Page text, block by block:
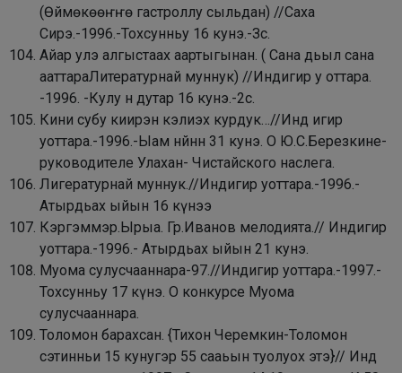
(Өймөкөөҥҥө гастроллу сыльдан) //Саха
Сирэ.-1996.-Тохсунньу 16 кунэ.-Зс.
Айар улэ алгыстаах аартыгынан. ( Сана дьыл сана
ааттараЛитературнай муннук) //Индигир у оттара.
-1996. -Кулу н дутар 16 кунэ.-2с.
Кини субу киирэн кэлиэх курдук…//Инд игир
уоттара.-1996.-Ыам нйнн 31 кунэ. О Ю.С.Березкине-
руководителе Улахан- Чистайского наслега.
Лигературнай муннук.//Индигир уоттара.-1996.-
Атырдьах ыйын 16 күнээ
Кэргэммэр.Ырыа. Гр.Иванов мелодията.// Индигир
уоттара.-1996.- Атырдьах ыйын 21 кунэ.
Муома сулусчааннара-97.//Индигир уоттара.-1997.-
Тохсунньу 17 күнэ. О конкурсе Муома
сулусчааннара.
Толомон барахсан. {Тихон Черемкин-Толомон
сэтинньи 15 кунугэр 55 сааьын туолуох этэ}// Инд